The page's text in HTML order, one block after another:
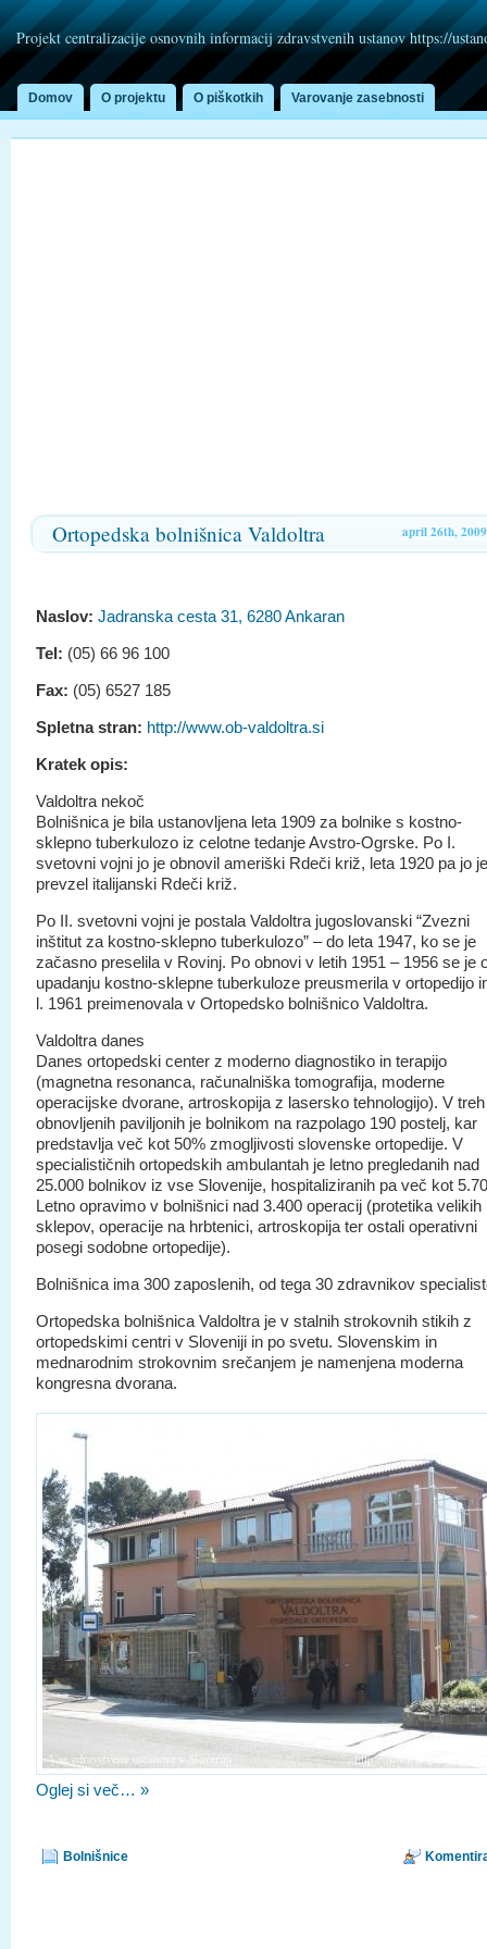
Projekt centralizacije osnovnih informacij zdravstvenih ustanov https://
Domov O projektu O piškotkih Varovanje zasebnosti
april 26th, 2009
Ortopedska bolnišnica Valdoltra
Naslov: Jadranska cesta 31, 6280 Ankaran
Tel: (05) 66 96 100
Fax: (05) 6527 185
Spletna stran: http://www.ob-valdoltra.si
Kratek opis:
Valdoltra nekoč
Bolnišnica je bila ustanovljena leta 1909 za bolnike s kostno-
sklepno tuberkulozo iz celotne tedanje Avstro-Ogrske. Po I.
svetovni vojni jo je obnovil ameriški Rdeči križ, leta 1920 pa jo je
prevzel italijanski Rdeči križ.
Po II. svetovni vojni je postala Valdoltra jugoslovanski “Zvezni
inštitut za kostno-sklepno tuberkulozo” – do leta 1947, ko se je
začasno preselila v Rovinj. Po obnovi v letih 1951 – 1956 se je
upadanju kostno-sklepne tuberkuloze preusmerila v ortopedijo
l. 1961 preimenovala v Ortopedsko bolnišnico Valdoltra.
Valdoltra danes
Danes ortopedski center z moderno diagnostiko in terapijo
(magnetna resonanca, računalniška tomografija, moderne
operacijske dvorane, artroskopija z lasersko tehnologijo). V treh
obnovljenih paviljonih je bolnikom na razpolago 190 postelj, kar
predstavlja več kot 50% zmogljivosti slovenske ortopedije. V
specialističnih ortopedskih ambulantah je letno pregledanih nad
25.000 bolnikov iz vse Slovenije, hospitaliziranih pa več kot
Letno opravimo v bolnišnici nad 3.400 operacij (protetika velikih
sklepov, operacije na hrbtenici, artroskopija ter ostali operativni
posegi sodobne ortopedije).
Bolnišnica ima 300 zaposlenih, od tega 30 zdravnikov
Ortopedska bolnišnica Valdoltra je v stalnih strokovnih stikih z
ortopedskimi centri v Sloveniji in po svetu. Slovenskim in
mednarodnim strokovnim srečanjem je namenjena moderna
kongresna dvorana.
Oglej si več… »
Bolnišnice